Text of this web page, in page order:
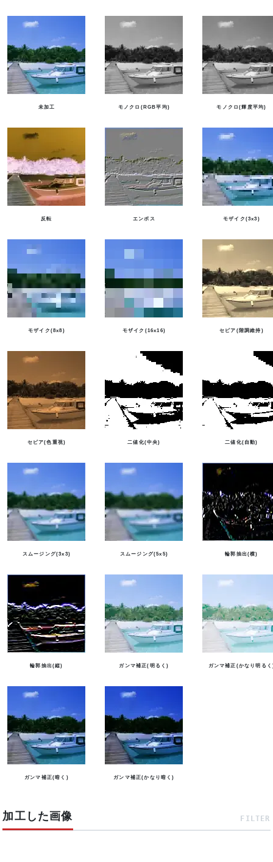
未加工 モノクロ(RGB平均) モノクロ(輝度平均)
反転 エンボス モザイク(3x3)
モザイク(8x8) モザイク(16x16) セピア(階調維持)
セピア(色重視) 二値化(中央) 二値化(自動)
スムージング(3x3) スムージング(5x5) 輪郭抽出(横)
輪郭抽出(縦) ガンマ補正(明るく) ガンマ補正(かなり明る
ガンマ補正(暗く) ガンマ補正(かなり暗く)
加工した画像 FILTER